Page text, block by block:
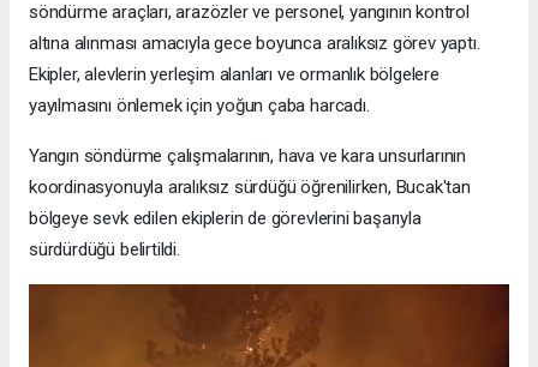
söndürme araçları, arazözler ve personel, yangının kontrol
altına alınması amacıyla gece boyunca aralıksız görev yaptı.
Ekipler, alevlerin yerleşim alanları ve ormanlık bölgelere
yayılmasını önlemek için yoğun çaba harcadı.
Yangın söndürme çalışmalarının, hava ve kara unsurlarının
koordinasyonuyla aralıksız sürdüğü öğrenilirken, Bucak'tan
bölgeye sevk edilen ekiplerin de görevlerini başarıyla
sürdürdüğü belirtildi.